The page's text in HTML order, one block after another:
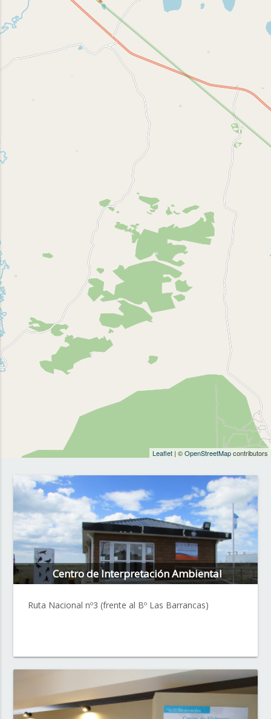
Leaflet | ©OpenStreetMapcontributors
Centro de Interpretación Ambiental
Ruta Nacional nº3 (frente al Bº Las Barrancas)